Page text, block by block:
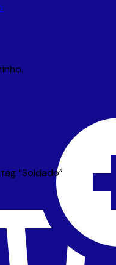
“Soldado”